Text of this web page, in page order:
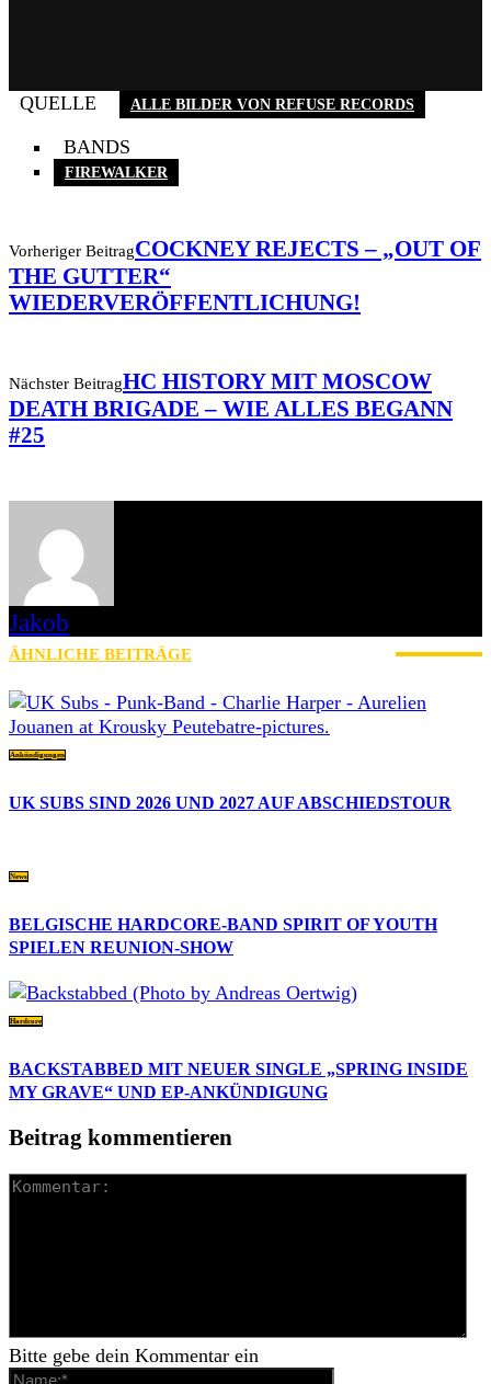
QUELLE ALLE BILDER VON REFUSE RECORDS
BANDS
FIREWALKER
Vorheriger BeitragCOCKNEY REJECTS – „OUT OF
THE GUTTER“
WIEDERVERÖFFENTLICHUNG!
Nächster BeitragHC HISTORY MIT MOSCOW
DEATH BRIGADE – WIE ALLES BEGANN
#25
Jakob
ÄHNLICHE BEITRÄGE
Ankündigungen
UK SUBS SIND 2026 UND 2027 AUF ABSCHIEDSTOUR
News
BELGISCHE HARDCORE-BAND SPIRIT OF YOUTH
SPIELEN REUNION-SHOW
Hardcore
BACKSTABBED MIT NEUER SINGLE „SPRING INSIDE
MY GRAVE“ UND EP-ANKÜNDIGUNG
Beitrag kommentieren
Bitte gebe dein Kommentar ein